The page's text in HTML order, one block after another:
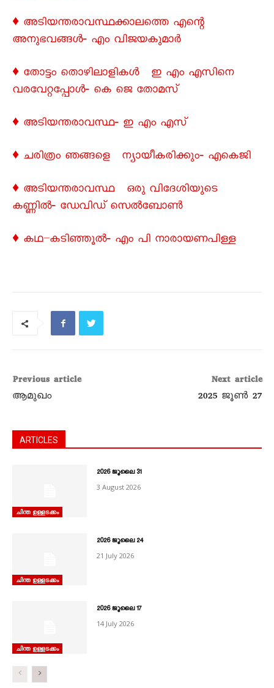
♦ അടിയന്തരാവസ്ഥക്കാലത്തെ എന്റെ
അനുഭവങ്ങൾ‐ എം വിജയകുമാർ
♦ തോട്ടം തൊഴിലാളികൾ ഇ എം എസിനെ
വരവേറ്റപ്പോൾ‐ കെ ജെ തോമസ്
♦ അടിയന്തരാവസ്ഥ‐ ഇ എം എസ്
♦ ചരിത്രം ഞങ്ങളെ ന്യായീകരിക്കും‐ എകെജി
♦ അടിയന്തരാവസ്ഥ ഒരു വിദേശിയുടെ
കണ്ണിൽ‐ ഡേവിഡ് സെൽബോൺ
♦ കഥ–കടിഞ്ഞൂൽ‐ എം പി നാരായണപിള്ള
Previous article
ആമുഖം
Next article
2025 ജൂൺ 27
ARTICLES
ചിന്ത ഉള്ളടക്കം
2026 ജൂലൈ 31
3 August 2026
ചിന്ത ഉള്ളടക്കം
2026 ജൂലൈ 24
21 July 2026
ചിന്ത ഉള്ളടക്കം
2026 ജൂലൈ 17
14 July 2026